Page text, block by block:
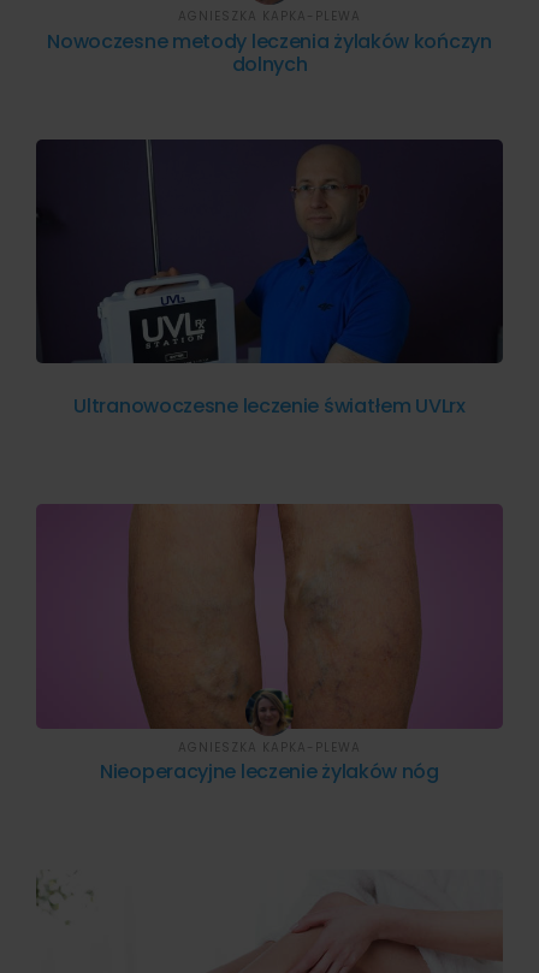
Nowoczesne metody leczenia żylaków kończyn
dolnych
AGNIESZKA KAPKA-PLEWA
Ultranowoczesne leczenie światłem UVLrx
Nieoperacyjne leczenie żylaków nóg
AGNIESZKA KAPKA-PLEWA